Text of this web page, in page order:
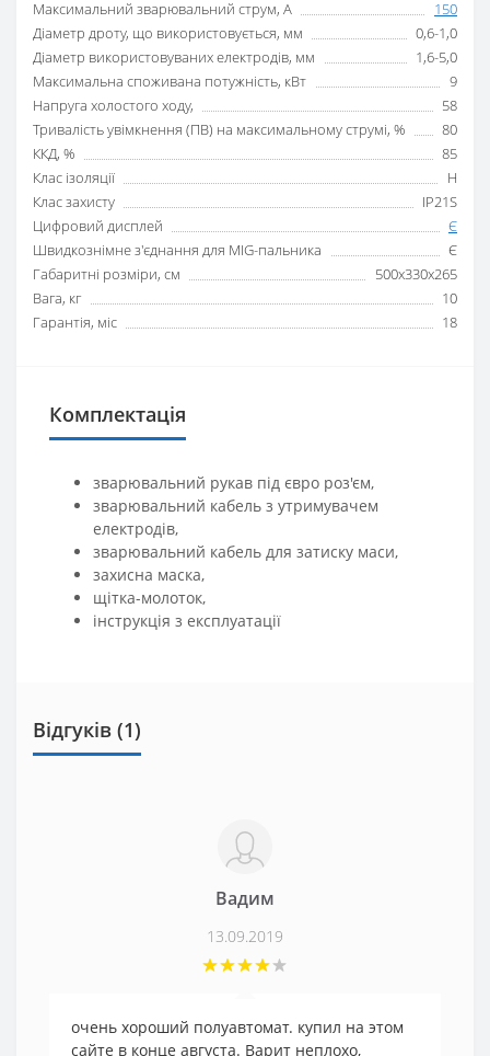
Максимальний зварювальний струм, А
150
Діаметр дроту, що використовується, мм
0,6-1,0
Діаметр використовуваних електродів, мм
1,6-5,0
Максимальна споживана потужність, кВт
9
Напруга холостого ходу,
58
Тривалість увімкнення (ПВ) на максимальному струмі, %
80
ККД, %
85
Клас ізоляції
H
Клас захисту
IP21S
Цифровий дисплей
Є
Швидкознімне з'єднання для MIG-пальника
Є
Габаритні розміри, см
500x330x265
Вага, кг
10
Гарантія, міс
18
Комплектація
зварювальний рукав під євро роз'єм,
зварювальний кабель з утримувачем
електродів,
зварювальний кабель для затиску маси,
захисна маска,
щітка-молоток,
інструкція з експлуатації
Відгуків (1)
Вадим
13.09.2019
очень хороший полуавтомат. купил на этом
сайте в конце августа. Варит неплохо,